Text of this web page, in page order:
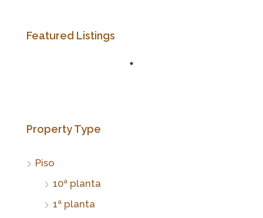
Featured Listings
Property Type
Piso
10ª planta
1ª planta